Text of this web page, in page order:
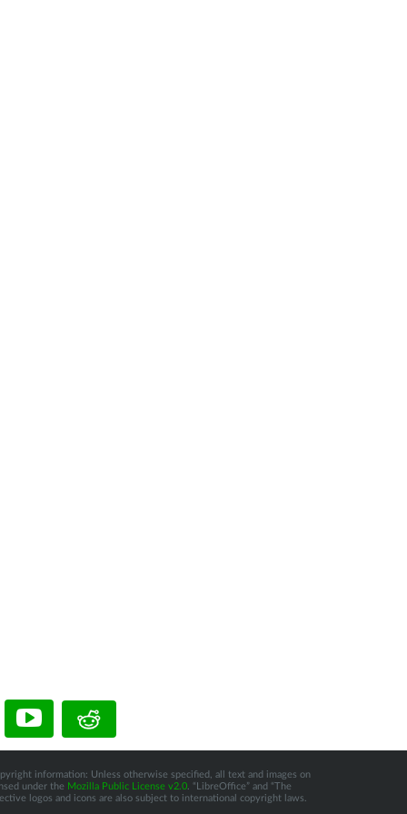
information: Unless otherwise specified, all text and images on
under the Mozilla Public License v2.0. “LibreOffice” and “The
logos and icons are also subject to international copyright laws.